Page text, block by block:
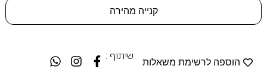
קנייה מהירה
הוספה לרשימת משאלות
שיתוף :